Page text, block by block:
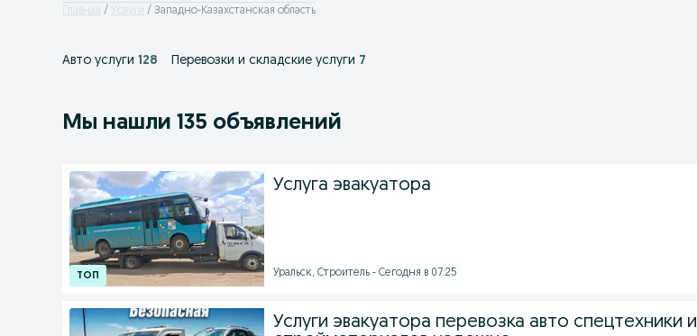
Главная Услуги Западно-Казахстанская область
Авто услуги 128 Перевозки и складские услуги 7
Мы нашли 135 объявлений
Услуга эвакуатора
Уральск, Строитель - Сегодня в 07:25
Услуги эвакуатора перевозка авто спецтехники и